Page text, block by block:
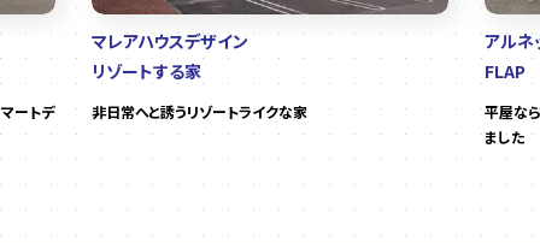
ートデ
マレアハウスデザイン
リゾートする家
非日常へと誘うリゾートライクな家
アルネ
FLAP
平屋な
ました